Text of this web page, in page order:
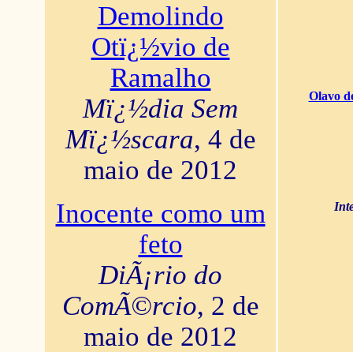
Demolindo
Otï¿½vio de
Ramalho
Mï¿½dia Sem
Mï¿½scara, 4 de
maio de 2012
Inocente como um
feto
DiÃ¡rio do
ComÃ©rcio, 2 de
maio de 2012
Olavo